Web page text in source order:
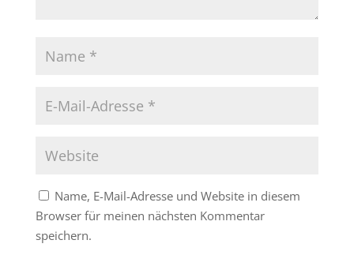
Name, E-Mail-Adresse und Website in diesem
Browser für meinen nächsten Kommentar
speichern.